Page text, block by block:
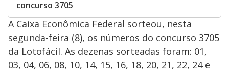
concurso 3705
A Caixa Econômica Federal sorteou, nesta
segunda-feira (8), os números do concurso 3705
da Lotofácil. As dezenas sorteadas foram: 01,
03, 04, 06, 08, 10, 14, 15, 16, 18, 20, 21, 22, 24 e